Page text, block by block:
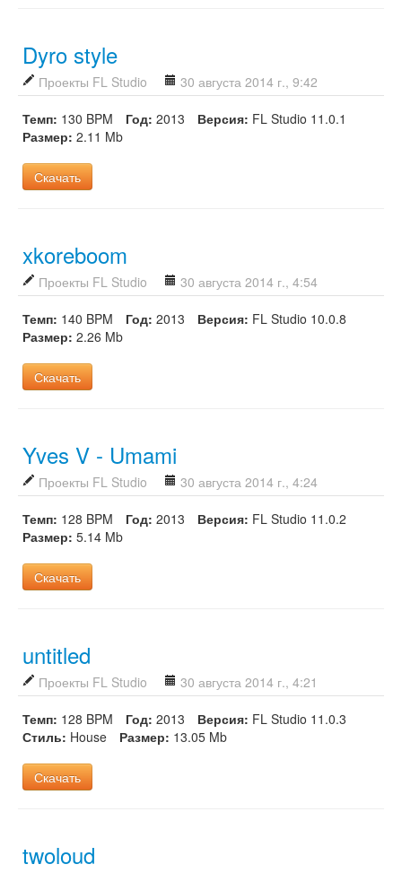
Dyro style
Проекты FL Studio 30 августа 2014 г., 9:42
Темп: 130 BPM Год: 2013 Версия: FL Studio 11.0.1
Размер: 2.11 Mb
Скачать
xkoreboom
Проекты FL Studio 30 августа 2014 г., 4:54
Темп: 140 BPM Год: 2013 Версия: FL Studio 10.0.8
Размер: 2.26 Mb
Скачать
Yves V - Umami
Проекты FL Studio 30 августа 2014 г., 4:24
Темп: 128 BPM Год: 2013 Версия: FL Studio 11.0.2
Размер: 5.14 Mb
Скачать
untitled
Проекты FL Studio 30 августа 2014 г., 4:21
Темп: 128 BPM Год: 2013 Версия: FL Studio 11.0.3
Стиль: House Размер: 13.05 Mb
Скачать
twoloud